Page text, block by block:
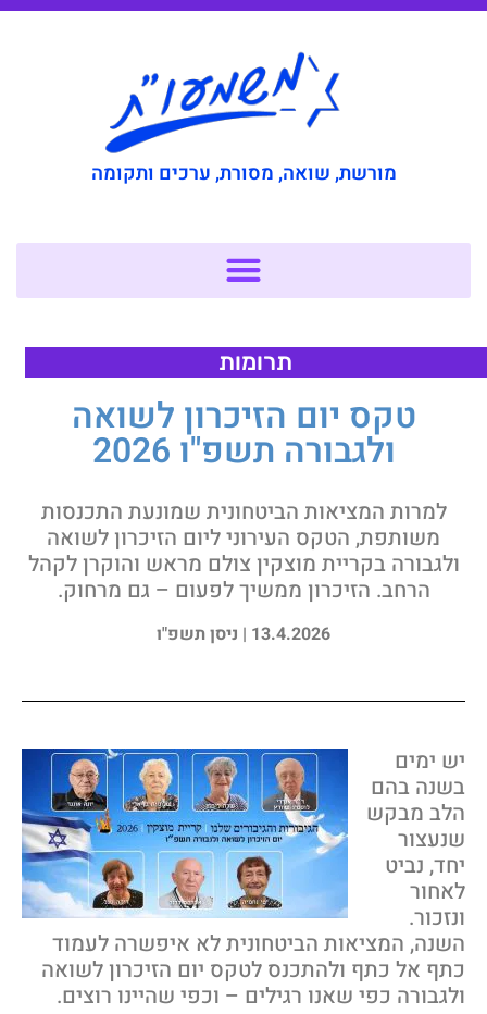
מורשת, שואה, מסורת, ערכים ותקומה
תרומות
טקס יום הזיכרון לשואה
ולגבורה תשפ"ו 2026
למרות המציאות הביטחונית שמונעת התכנסות
משותפת, הטקס העירוני ליום הזיכרון לשואה
ולגבורה בקריית מוצקין צולם מראש והוקרן לקהל
הרחב. הזיכרון ממשיך לפעום – גם מרחוק.
13.4.2026 | ניסן תשפ"ו
ימים
בהם
מבקש
נביט
המציאות הביטחונית לא איפשרה לעמוד
אל כתף ולהתכנס לטקס יום הזיכרון לשואה
כפי שאנו רגילים – וכפי שהיינו רוצים.